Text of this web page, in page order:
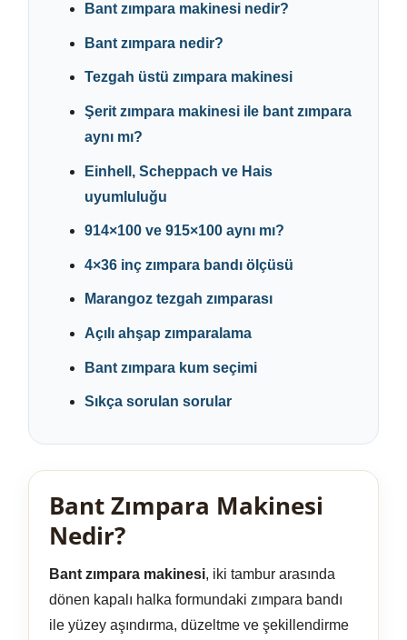
Bant zımpara makinesi nedir?
Bant zımpara nedir?
Tezgah üstü zımpara makinesi
Şerit zımpara makinesi ile bant zımpara
aynı mı?
Einhell, Scheppach ve Hais
uyumluluğu
914×100 ve 915×100 aynı mı?
4×36 inç zımpara bandı ölçüsü
Marangoz tezgah zımparası
Açılı ahşap zımparalama
Bant zımpara kum seçimi
Sıkça sorulan sorular
Bant Zımpara Makinesi
Nedir?
Bant zımpara makinesi, iki tambur arasında
dönen kapalı halka formundaki zımpara bandı
ile yüzey aşındırma, düzeltme ve şekillendirme